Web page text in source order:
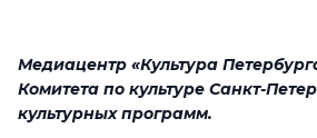
Медиацентр «Культура
Комитета по культуре Санкт-
культурных программ.